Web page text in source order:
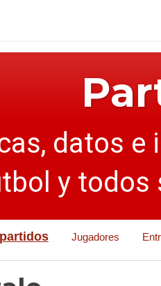
datos e
y todos
Jugadores